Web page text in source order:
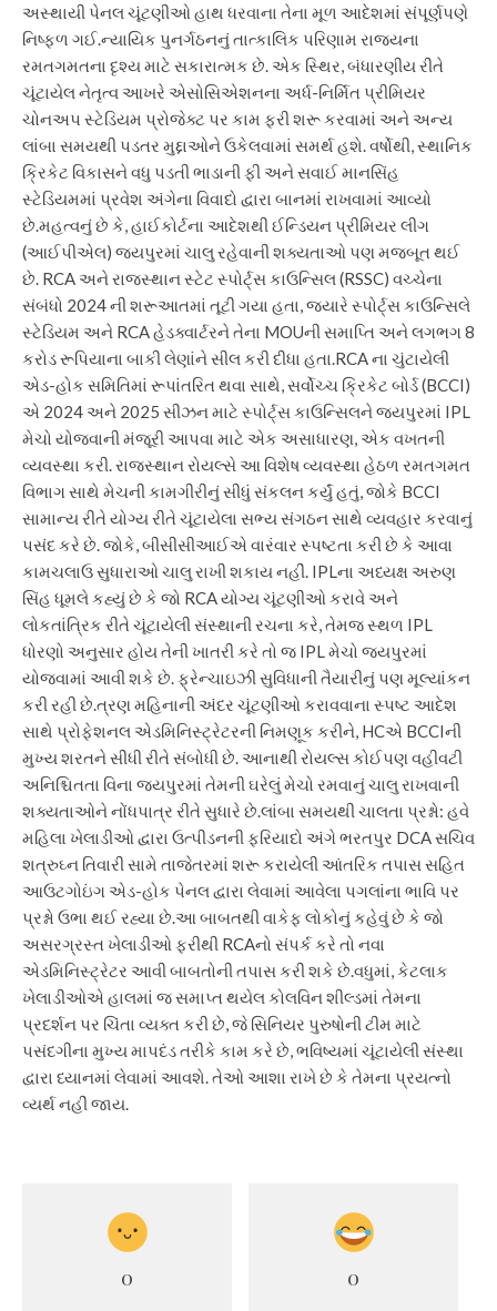
અસ્થાયી પેનલ ચૂંટણીઓ હાથ ધરવાના તેના મૂળ આદેશમાં સંપૂર્ણપણે
નિષ્ફળ ગઈ.ન્યાયિક પુનર્ગઠનનું તાત્કાલિક પરિણામ રાજ્યના
રમતગમતના દૃશ્ય માટે સકારાત્મક છે. એક સ્થિર, બંધારણીય રીતે
ચૂંટાયેલ નેતૃત્વ આખરે એસોસિએશનના અર્ધ-નિર્મિત પ્રીમિયર
ચોનઅપ સ્ટેડિયમ પ્રોજેક્ટ પર કામ ફરી શરૂ કરવામાં અને અન્ય
લાંબા સમયથી પડતર મુદ્દાઓને ઉકેલવામાં સમર્થ હશે. વર્ષોથી, સ્થાનિક
ક્રિકેટ વિકાસને વધુ પડતી ભાડાની ફી અને સવાઈ માનસિંહ
સ્ટેડિયમમાં પ્રવેશ અંગેના વિવાદો દ્વારા બાનમાં રાખવામાં આવ્યો
છે.મહત્વનું છે કે, હાઈકોર્ટના આદેશથી ઈન્ડિયન પ્રીમિયર લીગ
(આઈપીએલ) જયપુરમાં ચાલુ રહેવાની શક્યતાઓ પણ મજબૂત થઈ
છે. RCA અને રાજસ્થાન સ્ટેટ સ્પોર્ટ્સ કાઉન્સિલ (RSSC) વચ્ચેના
સંબંધો 2024 ની શરૂઆતમાં તૂટી ગયા હતા, જ્યારે સ્પોર્ટ્સ કાઉન્સિલે
સ્ટેડિયમ અને RCA હેડક્વાર્ટરને તેના MOUની સમાપ્તિ અને લગભગ 8
કરોડ રૂપિયાના બાકી લેણાંને સીલ કરી દીધા હતા.RCA ના ચુંટાયેલી
એડ-હોક સમિતિમાં રૂપાંતરિત થવા સાથે, સર્વોચ્ચ ક્રિકેટ બોર્ડ (BCCI)
એ 2024 અને 2025 સીઝન માટે સ્પોર્ટ્સ કાઉન્સિલને જયપુરમાં IPL
મેચો યોજવાની મંજૂરી આપવા માટે એક અસાધારણ, એક વખતની
વ્યવસ્થા કરી. રાજસ્થાન રોયલ્સે આ વિશેષ વ્યવસ્થા હેઠળ રમતગમત
વિભાગ સાથે મેચની કામગીરીનું સીધું સંકલન કર્યું હતું, જોકે BCCI
સામાન્ય રીતે યોગ્ય રીતે ચૂંટાયેલા સભ્ય સંગઠન સાથે વ્યવહાર કરવાનું
પસંદ કરે છે.જોકે, બીસીસીઆઈએ વારંવાર સ્પષ્ટતા કરી છે કે આવા
કામચલાઉ સુધારાઓ ચાલુ રાખી શકાય નહીં. IPLના અધ્યક્ષ અરુણ
સિંહ ધૂમલે કહ્યું છે કે જો RCA યોગ્ય ચૂંટણીઓ કરાવે અને
લોકતાંત્રિક રીતે ચૂંટાયેલી સંસ્થાની રચના કરે, તેમજ સ્થળ IPL
ધોરણો અનુસાર હોય તેની ખાતરી કરે તો જ IPL મેચો જયપુરમાં
યોજવામાં આવી શકે છે. ફ્રેન્ચાઇઝી સુવિધાની તૈયારીનું પણ મૂલ્યાંકન
કરી રહી છે.ત્રણ મહિનાની અંદર ચૂંટણીઓ કરાવવાના સ્પષ્ટ આદેશ
સાથે પ્રોફેશનલ એડમિનિસ્ટ્રેટરની નિમણૂક કરીને, HCએ BCCIની
મુખ્ય શરતને સીધી રીતે સંબોધી છે. આનાથી રોયલ્સ કોઈપણ વહીવટી
અનિશ્ચિતતા વિના જયપુરમાં તેમની ઘરેલું મેચો રમવાનું ચાલુ રાખવાની
શક્યતાઓને નોંધપાત્ર રીતે સુધારે છે.લાંબા સમયથી ચાલતા પ્રશ્નો: હવે
મહિલા ખેલાડીઓ દ્વારા ઉત્પીડનની ફરિયાદો અંગે ભરતપુર DCA સચિવ
શત્રુઘ્ન તિવારી સામે તાજેતરમાં શરૂ કરાયેલી આંતરિક તપાસ સહિત
આઉટગોઇંગ એડ-હોક પેનલ દ્વારા લેવામાં આવેલા પગલાંના ભાવિ પર
પ્રશ્નો ઉભા થઈ રહ્યા છે.આ બાબતથી વાકેફ લોકોનું કહેવું છે કે જો
અસરગ્રસ્ત ખેલાડીઓ ફરીથી RCAનો સંપર્ક કરે તો નવા
એડમિનિસ્ટ્રેટર આવી બાબતોની તપાસ કરી શકે છે.વધુમાં, કેટલાક
ખેલાડીઓએ હાલમાં જ સમાપ્ત થયેલ કોલવિન શીલ્ડમાં તેમના
પ્રદર્શન પર ચિંતા વ્યક્ત કરી છે, જે સિનિયર પુરુષોની ટીમ માટે
પસંદગીના મુખ્ય માપદંડ તરીકે કામ કરે છે, ભવિષ્યમાં ચૂંટાયેલી સંસ્થા
દ્વારા ધ્યાનમાં લેવામાં આવશે. તેઓ આશા રાખે છે કે તેમના પ્રયત્નો
વ્યર્થ નહીં જાય.
0 0